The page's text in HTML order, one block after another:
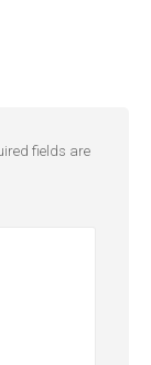
fields are